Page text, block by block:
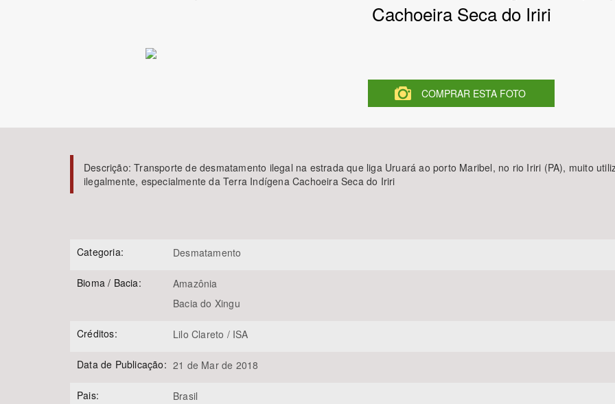
Cachoeira Seca do Iriri
COMPRAR ESTA FOTO
Descrição:Transporte de desmatamento ilegal na estrada que liga Uruará ao porto Maribel, no rio Iriri (PA), muito
ilegalmente, especialmente da Terra Indígena Cachoeira Seca do Iriri
Categoria: Desmatamento
Bioma / Bacia:
Amazônia
Bacia do Xingu
Créditos: Lilo Clareto / ISA
Data de Publicação: 21 de Mar de 2018
Pais: Brasil